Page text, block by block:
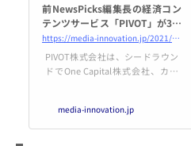
前NewsPicks編集長の経済コン
テンツサービス「PIVOT」が3億
円の資金調達を実施…プロダク
ト・コンテンツ開発に着手 | Me
dia Innovation / デジタルメ
ディアのイノベーシ...
https://media-innovation.jp/2021/08/02/economic-content-service-pivot-raises-300-million-yen-in-funding/
PIVOT株式会社は、シードラウン
ドでOne Capital株式会社、カル
増田宗昭氏らを引受先とした第三
者割当増資により、総額3億円の
media-innovation.jp